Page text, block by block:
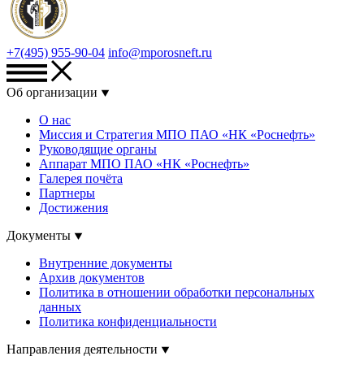
+7(495) 955-90-04 info@mporosneft.ru
Об организации
О нас
Миссия и Стратегия МПО ПАО «НК «Роснефть»
Руководящие органы
Аппарат МПО ПАО «НК «Роснефть»
Галерея почёта
Партнеры
Достижения
Документы
Внутренние документы
Архив документов
Политика в отношении обработки персональных
данных
Политика конфиденциальности
Направления деятельности